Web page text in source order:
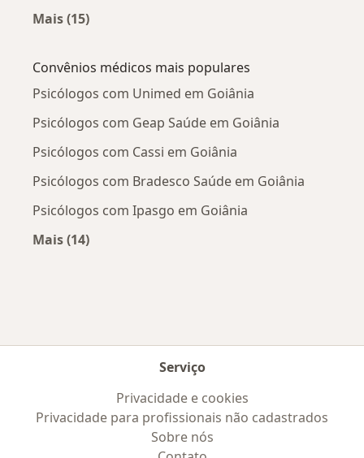
Mais (15)
Convênios médicos mais populares
Psicólogos com Unimed em Goiânia
Psicólogos com Geap Saúde em Goiânia
Psicólogos com Cassi em Goiânia
Psicólogos com Bradesco Saúde em Goiânia
Psicólogos com Ipasgo em Goiânia
Mais (14)
Serviço
Privacidade e cookies
Privacidade para profissionais não cadastrados
Sobre nós